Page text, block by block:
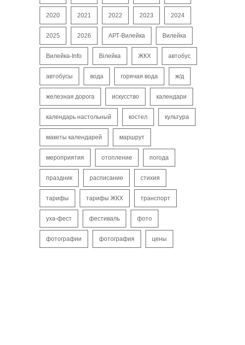
2020 2021 2022 2023 2024
2025 2026 АРТ-Вилейка Вилейка
Вилейка-Info Вілейка ЖКХ автобус
автобусы вода горячая вода ж/д
железная дорога искусство календари
календарь настольный костел культура
макеты календарей маршрут
мероприятия отопление погода
праздник расписание стихия
тарифы тарифы ЖКХ транспорт
уха-фест фестиваль фото
фотографии фотография цены